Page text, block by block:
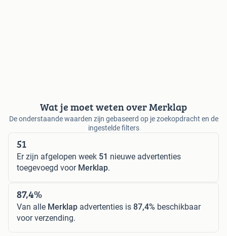
Wat je moet weten over Merklap
De onderstaande waarden zijn gebaseerd op je zoekopdracht en de
ingestelde filters
51
Er zijn afgelopen week 51 nieuwe advertenties
toegevoegd voor Merklap.
87,4%
Van alle Merklap advertenties is 87,4% beschikbaar
voor verzending.